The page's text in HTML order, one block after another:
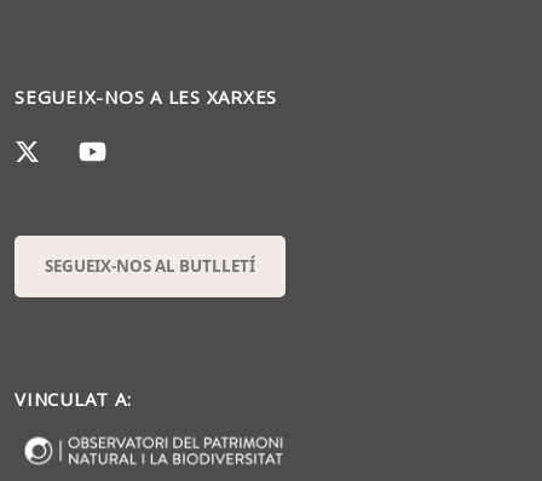
SEGUEIX-NOS A LES XARXES
SEGUEIX-NOS AL BUTLLETÍ
VINCULAT A: